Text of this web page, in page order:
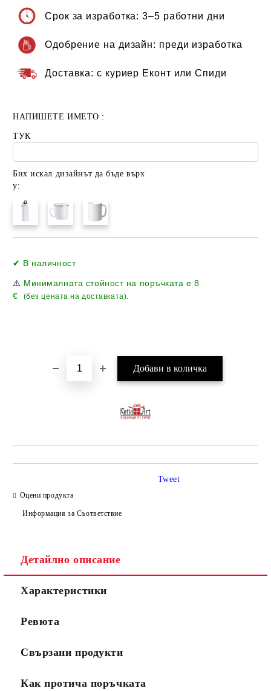
Срок за изработка: 3–5 работни дни
Одобрение на дизайн: преди изработка
Доставка: с куриер Еконт или Спиди
НАПИШЕТЕ ИМЕТО :
ТУК
Бих искал дизайнът да бъде върх
у:
✔ В наличност
⚠️ Минималната стойност на поръчката е8
€
(без цената на доставката).
Оцени продукта
Информация за Съответствие
Tweet
Детайлно описание
Характеристики
Ревюта
Свързани продукти
Как протича поръчката